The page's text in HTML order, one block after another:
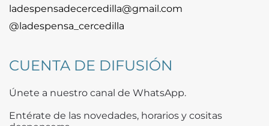
ladespensadecercedilla@gmail.com
@ladespensa_cercedilla
CUENTA DE DIFUSIÓN
Únete a nuestro canal de WhatsApp.
Entérate de las novedades, horarios y cositas